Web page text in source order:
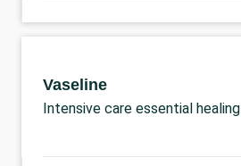
Vaseline
Intensive care essential healing